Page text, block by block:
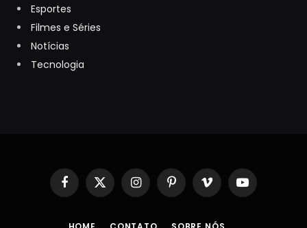
Esportes
Filmes e Séries
Notícias
Tecnologia
Facebook
X
(Twitter)
InstagramPinterestVimeo YouTube